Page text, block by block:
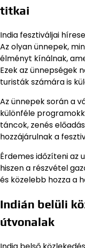
titkai
India fesztiváljai
Az olyan ünnepek,
élményt kínálnak,
Ezek az ünnepségek
turisták számára is
Az ünnepek során a
különféle
táncok, zenés
hozzájárulnak a
Érdemes időzíteni az
hiszen a részvétel
és közelebb hozza a
Indián belüli
útvonalak